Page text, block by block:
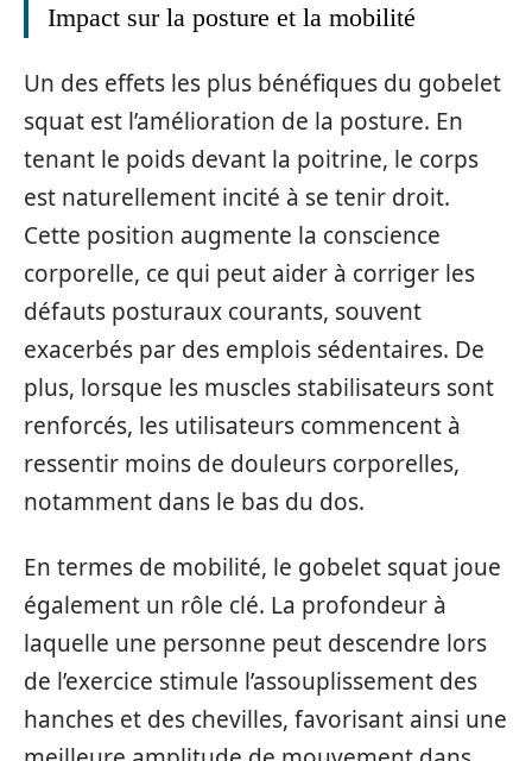
Impact sur la posture et la mobilité
Un des effets les plus bénéfiques du gobelet
squat est l’amélioration de la posture. En
tenant le poids devant la poitrine, le corps
est naturellement incité à se tenir droit.
Cette position augmente la conscience
corporelle, ce qui peut aider à corriger les
défauts posturaux courants, souvent
exacerbés par des emplois sédentaires. De
plus, lorsque les muscles stabilisateurs sont
renforcés, les utilisateurs commencent à
ressentir moins de douleurs corporelles,
notamment dans le bas du dos.
En termes de mobilité, le gobelet squat joue
également un rôle clé. La profondeur à
laquelle une personne peut descendre lors
de l’exercice stimule l’assouplissement des
hanches et des chevilles, favorisant ainsi une